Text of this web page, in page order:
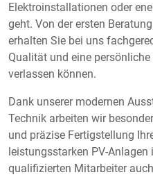
Elektroinstallationen oder
geht. Von der ersten
erhalten Sie bei uns
Qualität und eine
verlassen können.
Dank unserer modernen
Technik arbeiten wir
und präzise Fertigstellung
leistungsstarken PV-Anlagen
qualifizierten Mitarbeiter